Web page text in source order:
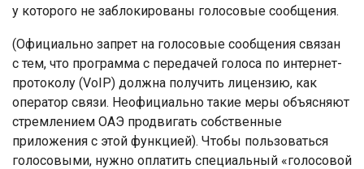
у которого не заблокированы голосовые сообщения.
(Официально запрет на голосовые сообщения связан
с тем, что программа с передачей голоса по интернет-
протоколу (VoIP) должна получить лицензию, как
оператор связи. Неофициально такие меры объясняют
стремлением ОАЭ продвигать собственные
приложения с этой функцией). Чтобы пользоваться
голосовыми, нужно оплатить специальный «голосовой